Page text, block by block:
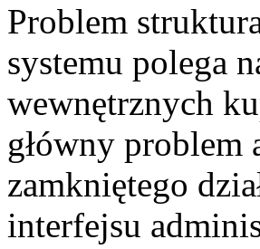
Problem
systemu polega
wewnętrznych
główny problem
zamkniętego
interfejsu